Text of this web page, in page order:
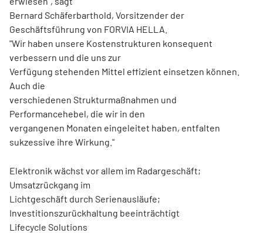
Bernard Schäferbarthold, Vorsitzender der
Geschäftsführung von FORVIA HELLA.
"Wir haben unsere Kostenstrukturen konsequent
verbessern und die uns zur
Verfügung stehenden Mittel effizient einsetzen können.
Auch die
verschiedenen Strukturmaßnahmen und
Performancehebel, die wir in den
vergangenen Monaten eingeleitet haben, entfalten
sukzessive ihre Wirkung."
Elektronik wächst vor allem im Radargeschäft;
Umsatzrückgang im
Lichtgeschäft durch Serienausläufe;
Investitionszurückhaltung beeinträchtigt
Lifecycle Solutions